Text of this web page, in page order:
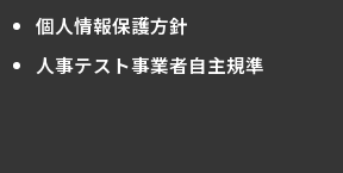
個人情報保護方針
人事テスト事業者自主規準